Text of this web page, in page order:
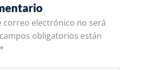
correo electrónico no será
obligatorios están
*